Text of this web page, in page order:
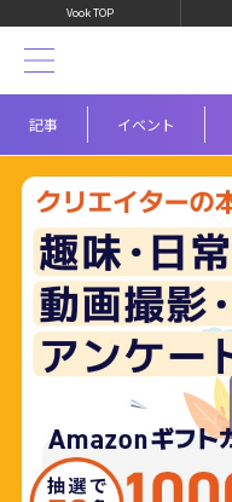
Vook TOP
記事 イベント